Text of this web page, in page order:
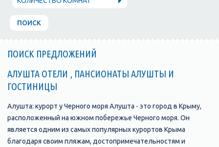
ПОИСК
ПОИСК ПРЕДЛОЖЕНИЙ
АЛУШТА ОТЕЛИ , ПАНСИОНАТЫ АЛУШТЫ И
ГОСТИНИЦЫ
Алушта: курорт у Черного моря Алушта - это город в Крыму,
расположенный на южном побережье Черного моря. Он
является одним из самых популярных курортов Крыма
благодаря своим пляжам, достопримечательностям и